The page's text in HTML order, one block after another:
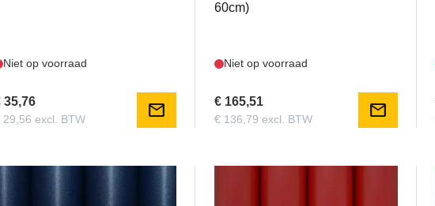
Niet op voorraad
35,76
29,56 excl. BTW mail
60cm)
Niet op voorraad
€ 165,51
€ 136,79 excl. BTW mail